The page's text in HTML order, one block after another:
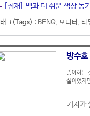
[취재] 맥과 더 쉬운 색상 동
태그(Tags) : BENQ, 모니터 , 티
방수
좋아하는
실이었지
기자가